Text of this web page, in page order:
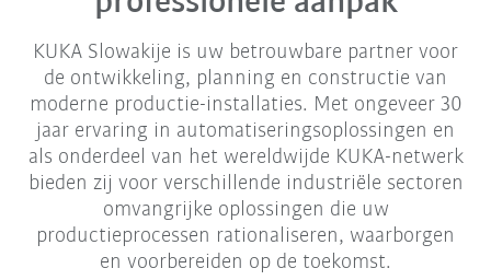
KUKA Slowakije is uw betrouwbare partner voor
de ontwikkeling, planning en constructie van
moderne productie-installaties. Met ongeveer 30
jaar ervaring in automatiseringsoplossingen en
als onderdeel van het wereldwijde KUKA-netwerk
bieden zij voor verschillende industriële sectoren
omvangrijke oplossingen die uw
productieprocessen rationaliseren, waarborgen
en voorbereiden op de toekomst.